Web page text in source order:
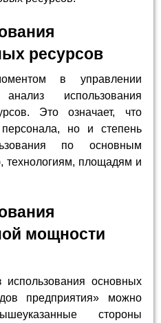
ресурсов
в управлении
использования
Это означает, что
но и степень
по основным
технологиям, площадям и
мощности
основных
предприятия» можно
стороны